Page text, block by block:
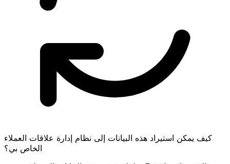
كيف يمكن استيراد هذه البيانات إلى نظام إدارة علاقات العملاء
الخاص بي؟